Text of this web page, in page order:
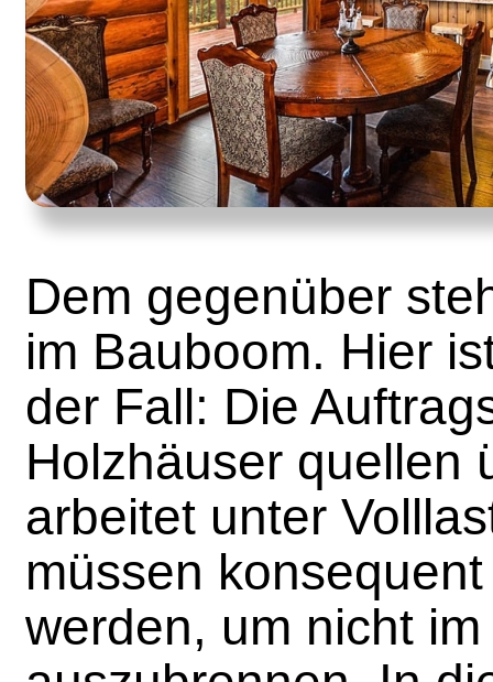
Dem gegenüber
im Bauboom. Hier
der Fall: Die
Holzhäuser quellen
arbeitet unter
müssen
werden, um nicht